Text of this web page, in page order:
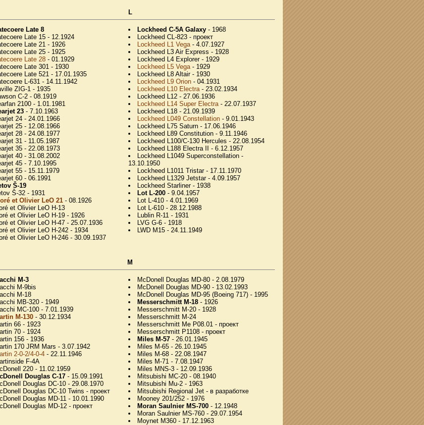
L
Late 8
Late 15 - 12.1924
Late 21 - 1926
Late 25 - 1925
Late 28 - 01.1929
Late 301 - 1930
Late 521 - 17.01.1935
L-631 - 14.11.1942
ZIG-1 - 1935
C-2 - 08.1919
2100 - 1.01.1981
23 - 7.10.1963
24 - 24.01.1966
25 - 12.08.1966
28 - 24.08.1977
31 - 11.05.1987
35 - 22.08.1973
40 - 31.08.2002
45 - 7.10.1995
55 - 15.11.1979
60 - 06.1991
Š-19
Š-32 - 1931
et Olivier LeO 21 - 08.1926
et Olivier LeO H-13
et Olivier LeO H-19 - 1926
et Olivier LeO H-47 - 25.07.1936
et Olivier LeO H-242 - 1934
et Olivier LeO H-246 - 30.09.1937
Lockheed C-5A Galaxy - 1968
Lockheed CL-823 - проект
Lockheed L1 Vega- 4.07.1927
Lockheed L3 Air Express - 1928
Lockheed L4 Explorer - 1929
Lockheed L5 Vega- 1929
Lockheed L8 Altair - 1930
Lockheed L9 Orion - 04.1931
Lockheed L10 Electra- 23.02.1934
Lockheed L12 - 27.06.1936
Lockheed L14 Super Electra- 22.07.1937
Lockheed L18 - 21.09.1939
Lockheed L049 Constellation - 9.01.1943
Lockheed L75 Saturn - 17.06.1946
Lockheed L89 Constitution - 9.11.1946
Lockheed L100/C-130 Hercules - 22.08.1954
Lockheed L188 Electra II - 6.12.1957
Lockheed L1049 Superconstellation -
13.10.1950
Lockheed L1011 Tristar - 17.11.1970
Lockheed L1329 Jetstar - 4.09.1957
Lockheed Starliner - 1938
Lot L-200 - 9.04.1957
Lot L-410 - 4.01.1969
Lot L-610 - 28.12.1988
Lublin R-11 - 1931
LVG G-6 - 1918
LWD M15 - 24.11.1949
M
M-3
M-9bis
M-18
MB-320 - 1949
MC-100 - 7.01.1939
M-130 - 30.12.1934
66 - 1923
70 - 1924
156 - 1936
170 JRM Mars - 3.07.1942
2-0-2/4-0-4 - 22.11.1946
F-4A
220 - 11.02.1959
Douglas C-17 - 15.09.1991
Douglas DC-10 - 29.08.1970
Douglas DC-10 Twins - проект
Douglas MD-11 - 10.01.1990
Douglas MD-12 - проект
McDonell Douglas MD-80 - 2.08.1979
McDonell Douglas MD-90 - 13.02.1993
McDonell Douglas MD-95 (Boeing 717) - 1995
Messerschmitt M-18 - 1926
Messerschmitt M-20 - 1928
Messerschmitt M-24
Messerschmitt Me P08.01 - проект
Messerschmitt P1108 - проект
Miles M-57 - 26.01.1945
Miles M-65 - 26.10.1945
Miles M-68 - 22.08.1947
Miles M-71 - 7.08.1947
Miles MNS-3 - 12.09.1936
Mitsubishi MC-20 - 08.1940
Mitsubishi Mu-2 - 1963
Mitsubishi Regional Jet - в разработке
Mooney 201/252 - 1976
Moran Saulnier MS-700 - 12.1948
Moran Saulnier MS-760 - 29.07.1954
Moynet M360 - 17.12.1963